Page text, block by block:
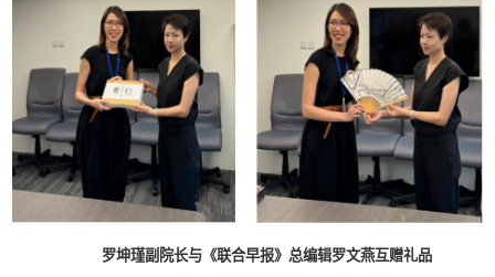
罗坤瑾副院长与《联合早报》总编辑罗文燕互赠礼品